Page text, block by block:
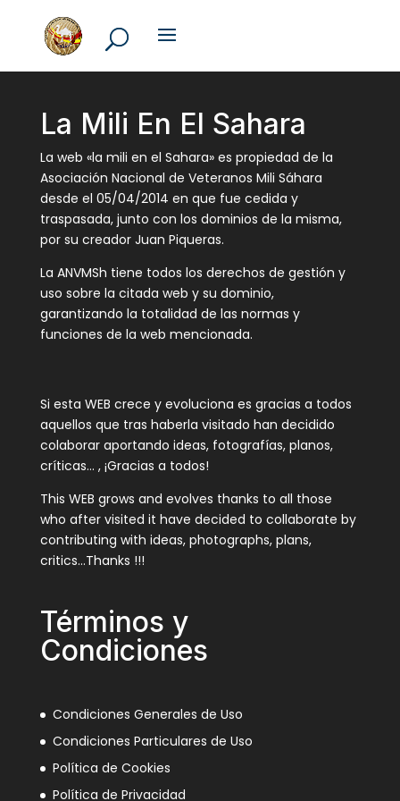
La Mili En El Sahara
La web «la mili en el Sahara» es propiedad de la
Asociación Nacional de Veteranos Mili Sáhara
desde el 05/04/2014 en que fue cedida y
traspasada, junto con los dominios de la misma,
por su creador Juan Piqueras.
La ANVMSh tiene todos los derechos de gestión y
uso sobre la citada web y su dominio,
garantizando la totalidad de las normas y
funciones de la web mencionada.
Si esta WEB crece y evoluciona es gracias a todos
aquellos que tras haberla visitado han decidido
colaborar aportando ideas, fotografías, planos,
críticas… , ¡Gracias a todos!
This WEB grows and evolves thanks to all those
who after visited it have decided to collaborate by
contributing with ideas, photographs, plans,
critics…Thanks !!!
Términos y
Condiciones
Condiciones Generales de Uso
Condiciones Particulares de Uso
Política de Cookies
Política de Privacidad